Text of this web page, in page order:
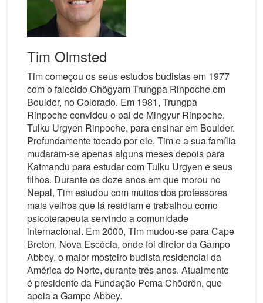
Tim Olmsted
Tim começou os seus estudos budistas em 1977
com o falecido Chögyam Trungpa Rinpoche em
Boulder, no Colorado. Em 1981, Trungpa
Rinpoche convidou o pai de Mingyur Rinpoche,
Tulku Urgyen Rinpoche, para ensinar em Boulder.
Profundamente tocado por ele, Tim e a sua família
mudaram-se apenas alguns meses depois para
Katmandu para estudar com Tulku Urgyen e seus
filhos. Durante os doze anos em que morou no
Nepal, Tim estudou com muitos dos professores
mais velhos que lá residiam e trabalhou como
psicoterapeuta servindo a comunidade
internacional. Em 2000, Tim mudou-se para Cape
Breton, Nova Escócia, onde foi diretor da Gampo
Abbey, o maior mosteiro budista residencial da
América do Norte, durante três anos. Atualmente
é presidente da Fundação Pema Chödrön, que
apoia a Gampo Abbey.